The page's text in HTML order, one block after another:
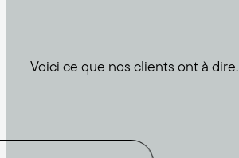
Voici ce que nos clients ont à dire.